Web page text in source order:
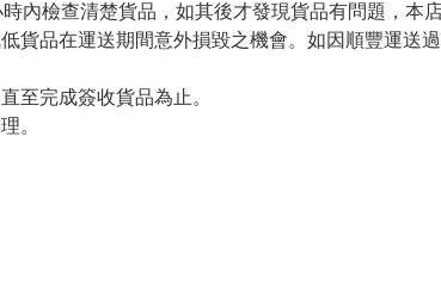
檢查清楚貨品，如其後才發現貨品有問題，本店
品在運送期間意外損毀之機會。如因順豐運送
完成簽收貨品為止。
。